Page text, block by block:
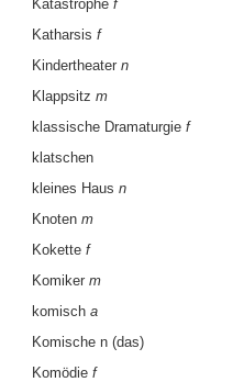
Katastrophe f
Katharsis f
Kindertheater n
Klappsitz m
klassische Dramaturgie f
klatschen
kleines Haus n
Knoten m
Kokette f
Komiker m
komisch a
Komische n (das)
Komödie f